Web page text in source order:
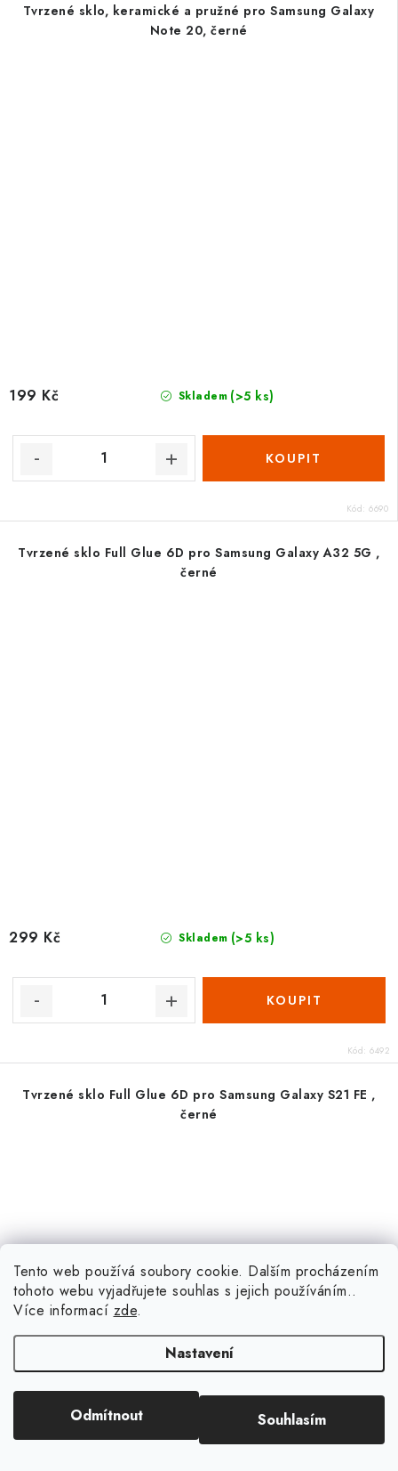
Tento web používá soubory cookie. Dalším procházením
tohoto webu vyjadřujete souhlas s jejich používáním..
Více informací zde.
Nastavení
Odmítnout Souhlasím
Tvrzené sklo, keramické a pružné pro Samsung Galaxy
Note 20, černé
Skladem (>5 ks)
199 Kč
Kód: 6690
Tvrzené sklo Full Glue 6D pro Samsung Galaxy A32 5G ,
černé
Skladem (>5 ks)
299 Kč
Kód: 6492
Tvrzené sklo Full Glue 6D pro Samsung Galaxy S21 FE ,
černé